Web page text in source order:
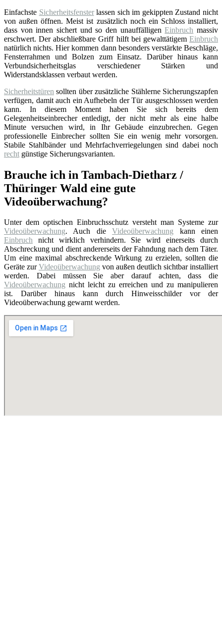
Einfachste Sicherheitsfensterlassen sich im gekippten Zustand nicht
von außen öffnen. Meist ist zusätzlich noch ein Schloss installiert,
dass von innen sichert und so den unauffälligenEinbruch massiv
erschwert. Der abschließbare Griff hilft bei gewalttätigem Einbruch
natürlich nichts. Hier kommen dann besonders verstärkte Beschläge,
Fensterrahmen und Bolzen zum Einsatz. Darüber hinaus kann
Verbundsicherheitsglas verschiedener Stärken und
Widerstandsklassen verbaut werden.
Sicherheitstüren sollten über zusätzliche Stählerne Sicherungszapfen
verfügen, damit auch ein Aufhebeln der Tür ausgeschlossen werden
kann. In diesem Moment haben Sie sich bereits dem
Gelegenheitseinbrecher entledigt, der nicht mehr als eine halbe
Minute versuchen wird, in Ihr Gebäude einzubrechen. Gegen
professionelle Einbrecher sollten Sie ein wenig mehr vorsorgen.
Stabile Stahlbänder und Mehrfachverriegelungen sind dabei noch
recht günstige Sicherungsvarianten.
Brauche ich in Tambach-Dietharz /
Thüringer Wald eine gute
Videoüberwachung?
Unter dem optischen Einbruchsschutz versteht man Systeme zur
Videoüberwachung. Auch dieVideoüberwachung kann einen
Einbruch nicht wirklich verhindern. Sie wird einerseits durch
Abschreckung und dient andererseits der Fahndung nach dem Täter.
Um eine maximal abschreckende Wirkung zu erzielen, sollten die
Geräte zurVideoüberwachung von außen deutlich sichtbar installiert
werden. Dabei müssen Sie aber darauf achten, dass die
Videoüberwachung nicht leicht zu erreichen und zu manipulieren
ist. Darüber hinaus kann durch Hinweisschilder vor der
Videoüberwachung gewarnt werden.